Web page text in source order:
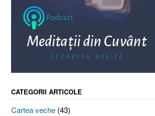
CATEGORII ARTICOLE
Cartea veche (43)